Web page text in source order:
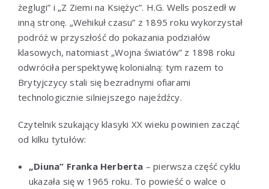
żeglugi” i „Z Ziemi na Księżyc”. H.G. Wells poszedł w
inną stronę. „Wehikuł czasu” z 1895 roku wykorzystał
podróż w przyszłość do pokazania podziałów
klasowych, natomiast „Wojna światów” z 1898 roku
odwróciła perspektywę kolonialną: tym razem to
Brytyjczycy stali się bezradnymi ofiarami
technologicznie silniejszego najeźdźcy.
Czytelnik szukający klasyki XX wieku powinien zacząć
od kilku tytułów:
„Diuna” Franka Herberta – pierwsza część cyklu
ukazała się w 1965 roku. To powieść o walce o